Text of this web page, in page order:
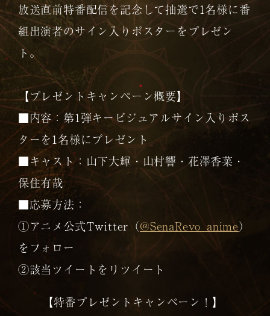
放送直前特番配信を記念して抽選で1名様に番
組出演者のサイン入りポスターをプレゼン
ト。
【プレゼントキャンペーン概要】
■内容：第1弾キービジュアルサイン入りポス
ターを1名様にプレゼント
■キャスト：山下大輝・山村響・花澤香菜・
保住有哉
■応募方法：
①アニメ公式Twitter（@SenaRevo_anime）
をフォロー
②該当ツイートをリツイート
【特番プレゼントキャンペーン！】